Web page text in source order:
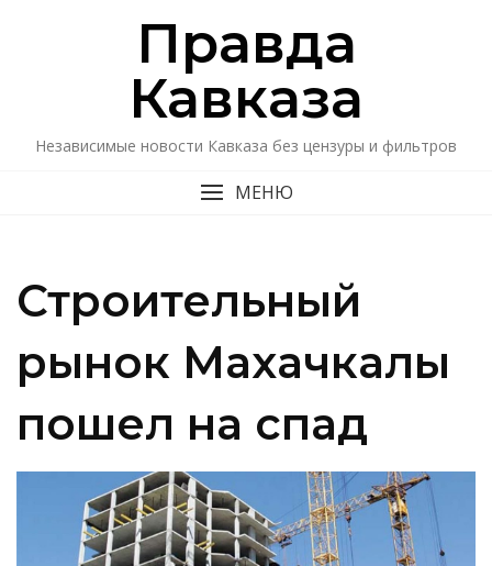
Правда
Кавказa
Независимые новости Кавказа без цензуры и фильтров
МЕНЮ
Строительный
рынок Махачкалы
пошел на спад